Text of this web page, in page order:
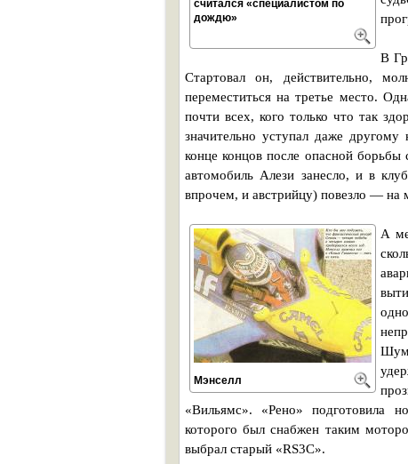
считался «специалистом по
дождю»
В
Стартовал он, действительно,
переместиться на третье место.
почти всех, кого только что так
значительно уступал даже
конце концов после опасной
автомобиль Алези занесло, и в
впрочем, и австрийцу) повезло — на
Мэнселл
А
«Вильямс». «Рено» подготовила
которого был снабжен таким
выбрал старый «RS3C».